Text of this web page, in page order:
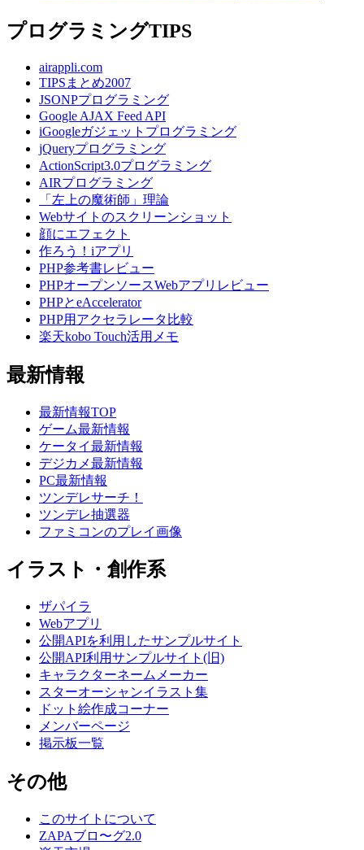
プログラミングTIPS
airappli.com
TIPSまとめ2007
JSONPプログラミング
Google AJAX Feed API
iGoogleガジェットプログラミング
jQueryプログラミング
ActionScript3.0プログラミング
AIRプログラミング
「左上の魔術師」理論
Webサイトのスクリーンショット
顔にエフェクト
作ろう！iアプリ
PHP参考書レビュー
PHPオープンソースWebアプリレビュー
PHPとeAccelerator
PHP用アクセラレータ比較
楽天kobo Touch活用メモ
最新情報
最新情報TOP
ゲーム最新情報
ケータイ最新情報
デジカメ最新情報
PC最新情報
ツンデレサーチ！
ツンデレ抽選器
ファミコンのプレイ画像
イラスト・創作系
ザパイラ
Webアプリ
公開APIを利用したサンプルサイト
公開API利用サンプルサイト(旧)
キャラクターネームメーカー
スターオーシャンイラスト集
ドット絵作成コーナー
メンバーページ
掲示板一覧
その他
このサイトについて
ZAPAブロ〜グ2.0